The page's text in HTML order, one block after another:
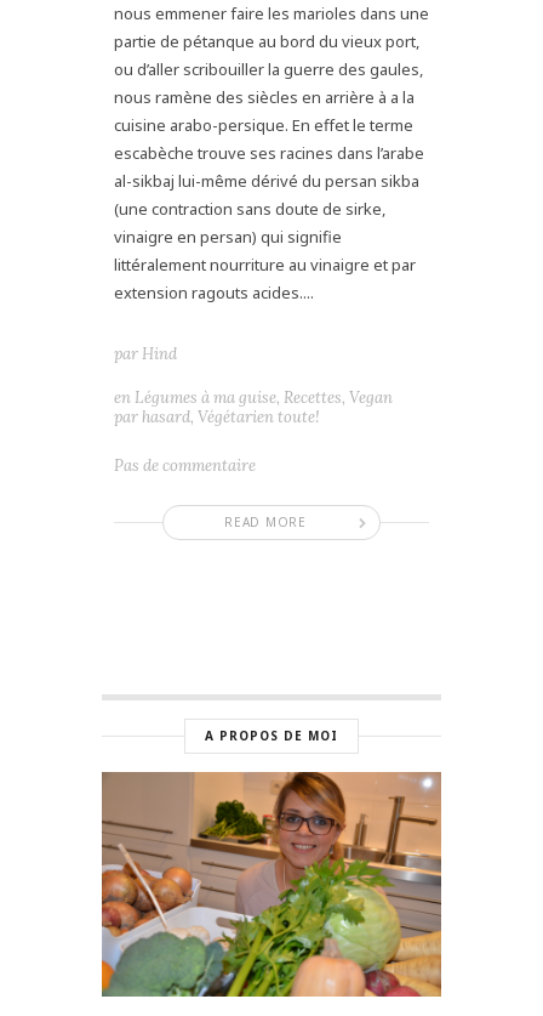
nous emmener faire les marioles dans une
partie de pétanque au bord du vieux port,
ou d’aller scribouiller la guerre des gaules,
nous ramène des siècles en arrière à a la
cuisine arabo-persique. En effet le terme
escabèche trouve ses racines dans l’arabe
al-sikbaj lui-même dérivé du persan sikba
(une contraction sans doute de sirke,
vinaigre en persan) qui signifie
littéralement nourriture au vinaigre et par
extension ragouts acides....
READ MORE
par Hind
en Légumes à ma guise, Recettes, Vegan
par hasard, Végétarien toute!
Pas de commentaire
A PROPOS DE MOI